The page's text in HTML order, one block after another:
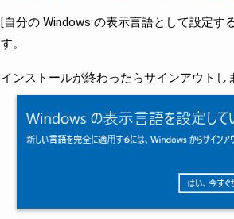
[自分の Windows の表示言語として設定
す。
インストールが終わったらサインアウトし